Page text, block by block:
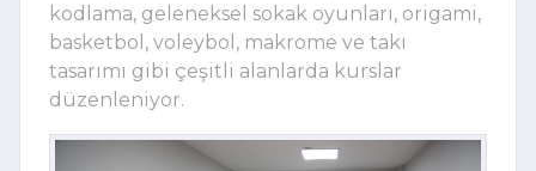
kodlama, geleneksel sokak oyunları, origami,
basketbol, voleybol, makrome ve takı
tasarımı gibi çeşitli alanlarda kurslar
düzenleniyor.